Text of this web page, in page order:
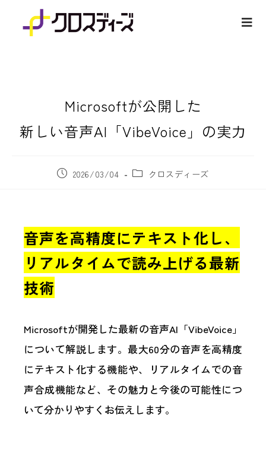
Microsoftが公開した
新しい音声AI「VibeVoice」の実力
2026/03/04 クロスディーズ
音声を高精度にテキスト化し、
リアルタイムで読み上げる最新
技術
Microsoftが開発した最新の音声AI「VibeVoice」
について解説します。最大60分の音声を高精度
にテキスト化する機能や、リアルタイムでの音
声合成機能など、その魅力と今後の可能性につ
いて分かりやすくお伝えします。